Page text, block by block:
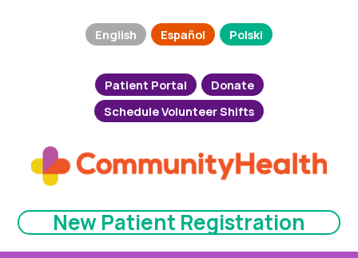
English Español Polski
Patient Portal
Donate
Schedule Volunteer Shifts
New Patient Registration